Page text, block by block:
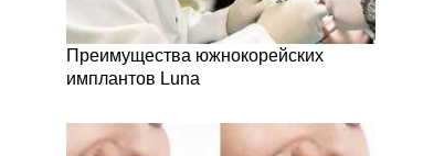
Преимущества южнокорейских
имплантов Luna